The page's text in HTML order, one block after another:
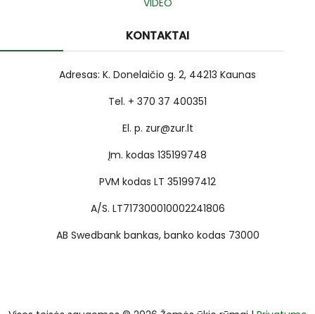
VIDEO
KONTAKTAI
Adresas: K. Donelaičio g. 2, 44213 Kaunas
Tel. + 370 37 400351
El. p. zur@zur.lt
Įm. kodas 135199748
PVM kodas LT 351997412
A/S. LT717300010002241806
AB Swedbank bankas, banko kodas 73000